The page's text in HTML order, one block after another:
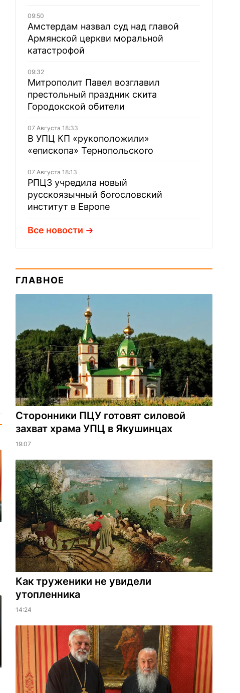
09:50
Амстердам назвал суд над главой
Армянской церкви моральной
катастрофой
09:32
Митрополит Павел возглавил
престольный праздник скита
Городокской обители
07 Августа 18:33
В УПЦ КП «рукоположили»
«епископа» Тернопольского
07 Августа 18:13
РПЦЗ учредила новый
русскоязычный богословский
институт в Европе
Все новости
ГЛАВНОЕ
Сторонники ПЦУ готовят силовой
захват храма УПЦ в Якушинцах
19:07
Как труженики не увидели
утопленника
14:24